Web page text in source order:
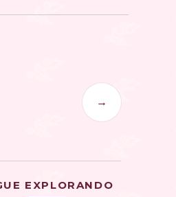
→
EXPLORANDO